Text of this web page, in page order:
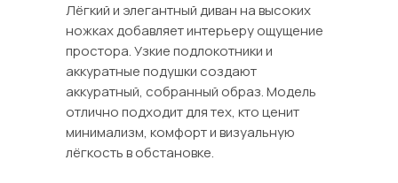
Лёгкий и элегантный диван на высоких
ножках добавляет интерьеру ощущение
простора. Узкие подлокотники и
аккуратные подушки создают
аккуратный, собранный образ. Модель
отлично подходит для тех, кто ценит
минимализм, комфорт и визуальную
лёгкость в обстановке.